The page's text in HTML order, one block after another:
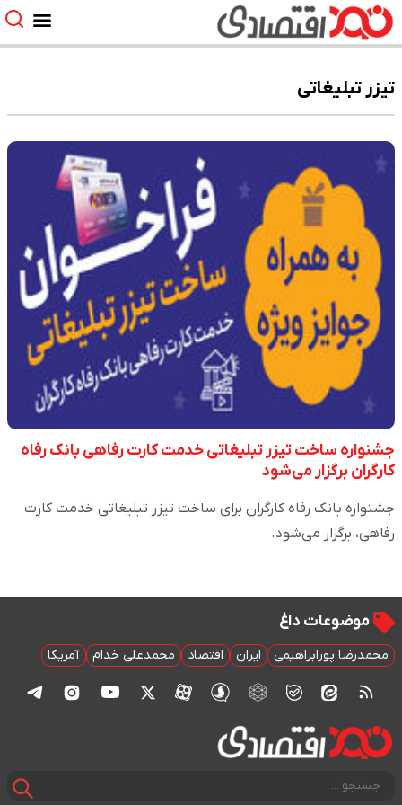
تیزر تبلیغاتی
جشنواره ساخت تیزر تبلیغاتی خدمت کارت رفاهی بانک رفاه
کارگران برگزار می‌شود
جشنواره بانک رفاه کارگران برای ساخت تیزر تبلیغاتی خدمت کارت
رفاهی، برگزار می‌شود.
موضوعات داغ
محمدرضا پورابراهیمی ایران اقتصاد محمدعلی خدام آمریکا